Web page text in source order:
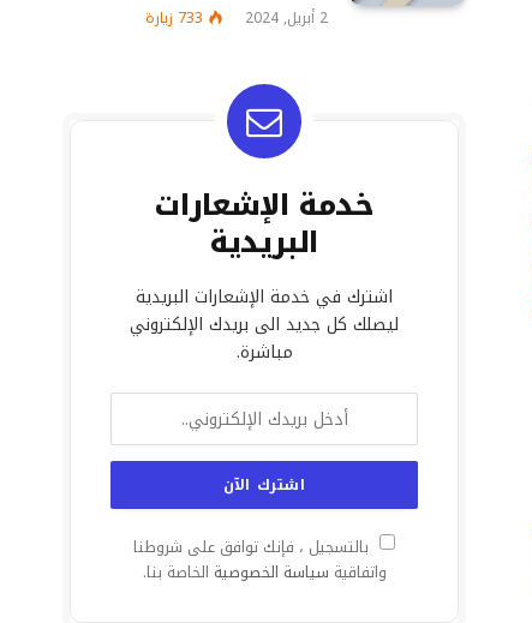
2 أبريل, 2024 733 زيارة
خدمة الإشعارات
البريدية
اشترك في خدمة الإشعارات البريدية
ليصلك كل جديد الى بريدك الإلكتروني
مباشرة.
بالتسجيل ، فإنك توافق على شروطنا
واتفاقية سياسة الخصوصية الخاصة بنا.